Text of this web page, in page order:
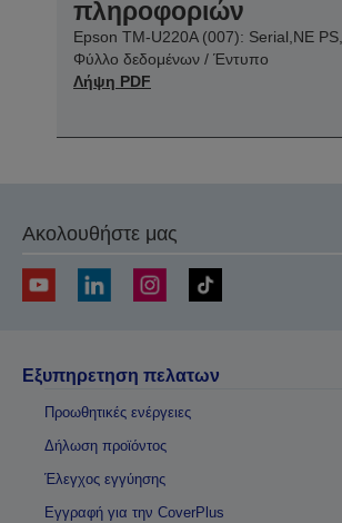
πληροφοριών
Epson TM-U220A (007): Serial,NE
Φύλλο δεδομένων / Έντυπο
Λήψη PDF
Ακολουθήστε μας
Εξυπηρετηση πελατων
Προωθητικές ενέργειες
Δήλωση προϊόντος
Έλεγχος εγγύησης
Εγγραφή για την CoverPlus